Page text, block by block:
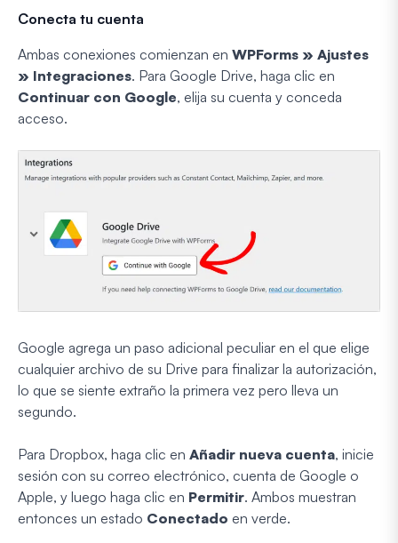
Conecta tu cuenta
Ambas conexiones comienzan en WPForms » Ajustes
» Integraciones. Para Google Drive, haga clic en
Continuar con Google, elija su cuenta y conceda
acceso.
Google agrega un paso adicional peculiar en el que elige
cualquier archivo de su Drive para finalizar la autorización,
lo que se siente extraño la primera vez pero lleva un
segundo.
Para Dropbox, haga clic en Añadir nueva cuenta, inicie
sesión con su correo electrónico, cuenta de Google o
Apple, y luego haga clic en Permitir. Ambos muestran
entonces un estado Conectado en verde.